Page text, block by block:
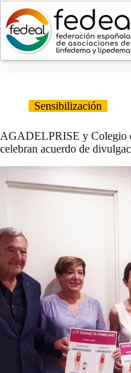
Saltar
contenido
Sensibilización
AGADELPRISE y Colegio
celebran acuerdo de